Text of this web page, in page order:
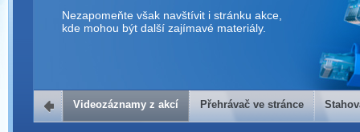
Nezapomeňte však navštívit i stránku akce,
kde mohou být další zajímavé materiály.
Přehrávač ve stránce
Videozáznamy z akcí Přehrávač ve stránce